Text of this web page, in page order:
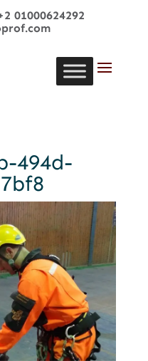
01000624292
494d-